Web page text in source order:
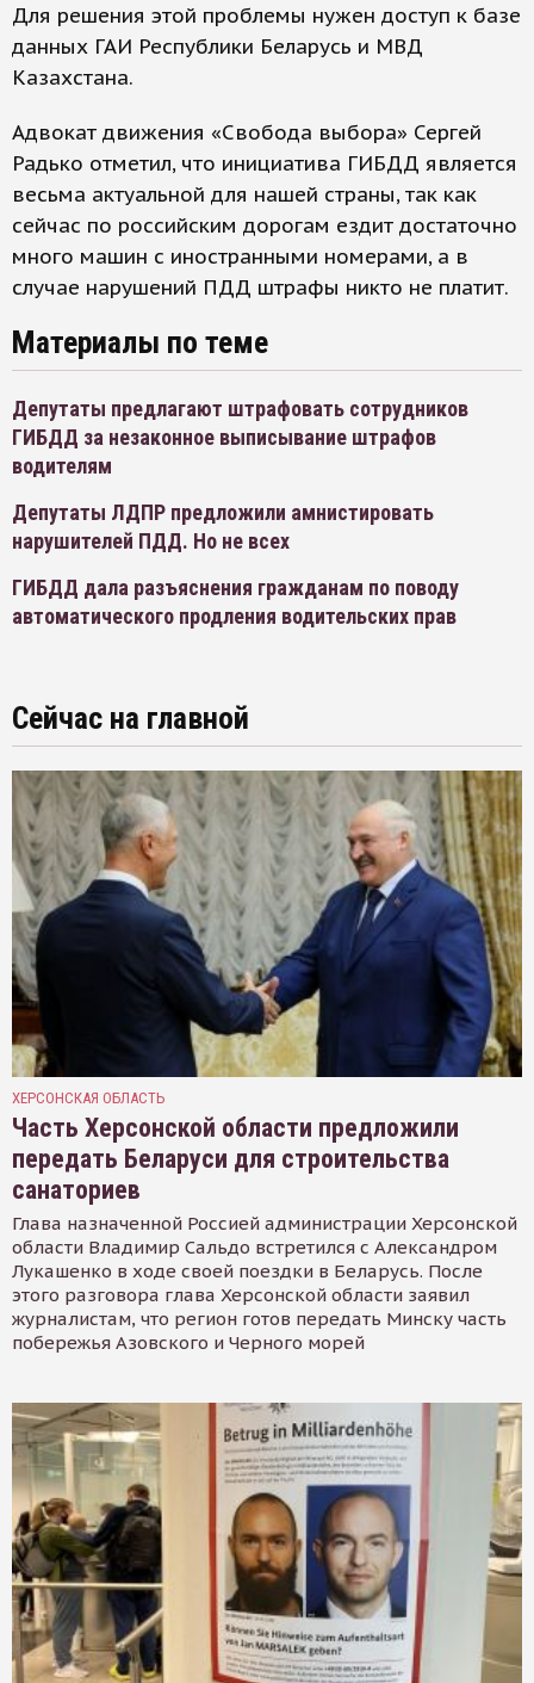
Для решения этой проблемы нужен доступ к базе
данных ГАИ Республики Беларусь и МВД
Казахстана.
Адвокат движения «Свобода выбора» Сергей
Радько отметил, что инициатива ГИБДД является
весьма актуальной для нашей страны, так как
сейчас по российским дорогам ездит достаточно
много машин с иностранными номерами, а в
случае нарушений ПДД штрафы никто не платит.
Материалы по теме
Депутаты предлагают штрафовать сотрудников
ГИБДД за незаконное выписывание штрафов
водителям
Депутаты ЛДПР предложили амнистировать
нарушителей ПДД. Но не всех
ГИБДД дала разъяснения гражданам по поводу
автоматического продления водительских прав
Сейчас на главной
ХЕРСОНСКАЯ ОБЛАСТЬ
Часть Херсонской области предложили
передать Беларуси для строительства
санаториев
Глава назначенной Россией администрации Херсонской
области Владимир Сальдо встретился с Александром
Лукашенко в ходе своей поездки в Беларусь. После
этого разговора глава Херсонской области заявил
журналистам, что регион готов передать Минску часть
побережья Азовского и Черного морей